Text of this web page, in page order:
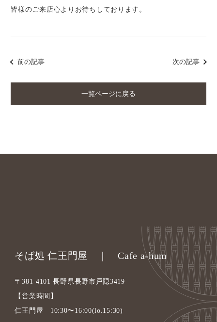
皆様のご来店心よりお待ちしております。
前の記事
一覧ページに戻る
次の記事
そば処 仁王門屋 ｜ Cafe a-hum
〒381-4101 長野県長野市戸隠3419
【営業時間】
仁王門屋 10:30〜16:00(lo.15:30)